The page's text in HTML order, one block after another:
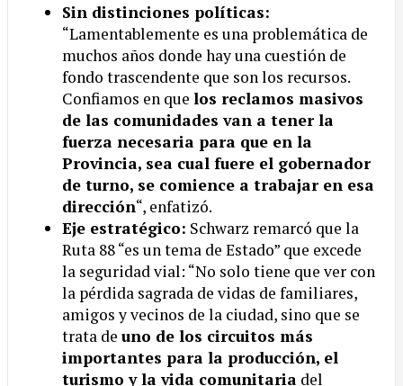
Sin distinciones políticas:
“Lamentablemente es una problemática de
muchos años donde hay una cuestión de
fondo trascendente que son los recursos.
Confiamos en que los reclamos masivos
de las comunidades van a tener la
fuerza necesaria para que en la
Provincia, sea cual fuere el gobernador
de turno, se comience a trabajar en esa
dirección“, enfatizó.
Eje estratégico: Schwarz remarcó que la
Ruta 88 “es un tema de Estado” que excede
la seguridad vial: “No solo tiene que ver con
la pérdida sagrada de vidas de familiares,
amigos y vecinos de la ciudad, sino que se
trata de uno de los circuitos más
importantes para la producción, el
turismo y la vida comunitaria del